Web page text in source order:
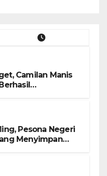
Camilan Manis
Pesona Negeri
Menyimpan